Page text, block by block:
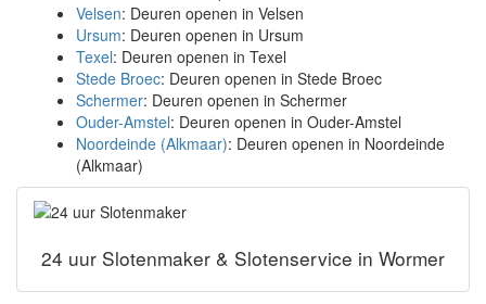
Velsen: Deuren openen in Velsen
Ursum: Deuren openen in Ursum
Texel: Deuren openen in Texel
Stede Broec: Deuren openen in Stede Broec
Schermer: Deuren openen in Schermer
Ouder-Amstel: Deuren openen in Ouder-Amstel
Noordeinde (Alkmaar): Deuren openen in Noordeinde
(Alkmaar)
24 uur Slotenmaker & Slotenservice in Wormer